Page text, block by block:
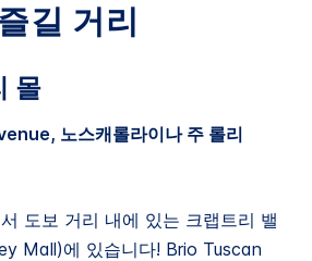
즐길 거리
몰
노스캐롤라이나 주 롤리
도보 거리 내에 있는 크랩트리 밸
Mall)에 있습니다! Brio Tuscan